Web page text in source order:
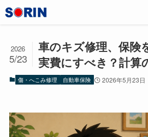
車のキズ修理、保険
実費にすべき？計算
2026
5/23
傷・へこみ修理 自動車保険 2026年5月23日